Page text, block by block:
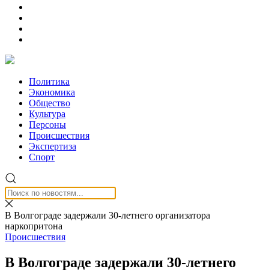
Политика
Экономика
Общество
Культура
Персоны
Происшествия
Экспертиза
Спорт
В Волгограде задержали 30-летнего организатора
наркопритона
Происшествия
В Волгограде задержали 30-летнего